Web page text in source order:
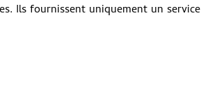
Ils fournissent uniquement un service